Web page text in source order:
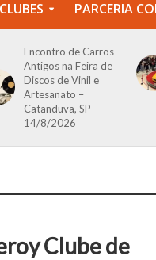
CLUBES PARCERIA
Encontro de Carros
Antigos na Feira de
Discos de Vinil e
Artesanato –
Catanduva, SP –
14/8/2026
Clube de